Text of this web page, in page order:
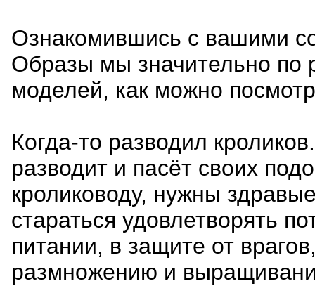
Ознакомившись с вашими
Образы мы значительно по
моделей, как можно
Когда-то разводил
разводит и пасёт своих
кролиководу, нужны
стараться удовлетворять
питании, в защите от
размножению и